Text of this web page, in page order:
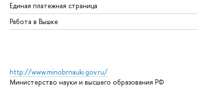
Единая платежная страница
Работа в Вышке
http://www.minobrnauki.gov.ru/
Министерство науки и высшего образования РФ